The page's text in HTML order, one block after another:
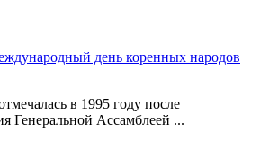
день коренных народов
в 1995 году после
Генеральной Ассамблеей ...